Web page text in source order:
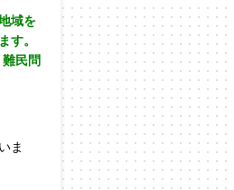
域を
す。
民問
ま